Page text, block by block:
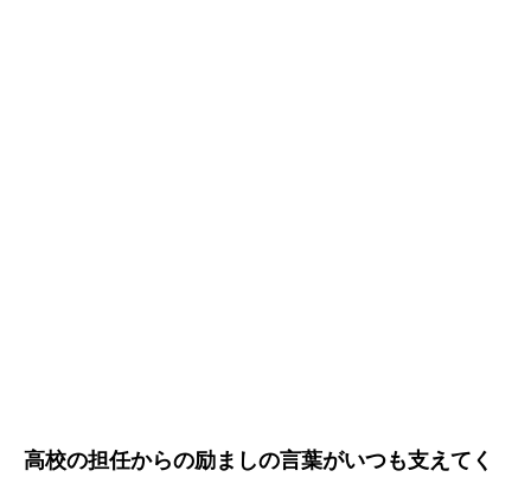
高校の担任からの励ましの言葉がいつも支えてく